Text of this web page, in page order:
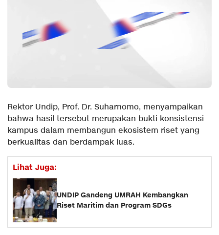
Rektor Undip, Prof. Dr. Suharnomo, menyampaikan
bahwa hasil tersebut merupakan bukti konsistensi
kampus dalam membangun ekosistem riset yang
berkualitas dan berdampak luas.
Lihat Juga:
UNDIP Gandeng UMRAH Kembangkan
Riset Maritim dan Program SDGs